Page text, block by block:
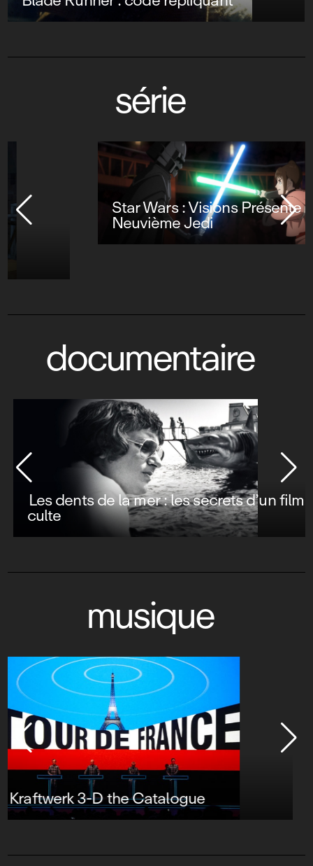
série
Star Wars : Visions Présente - Le
Neuvième Jedi
documentaire
Les dents de la mer : les secrets d’un film
culte
musique
Peter Gabriel : New Blood Live in London
3D